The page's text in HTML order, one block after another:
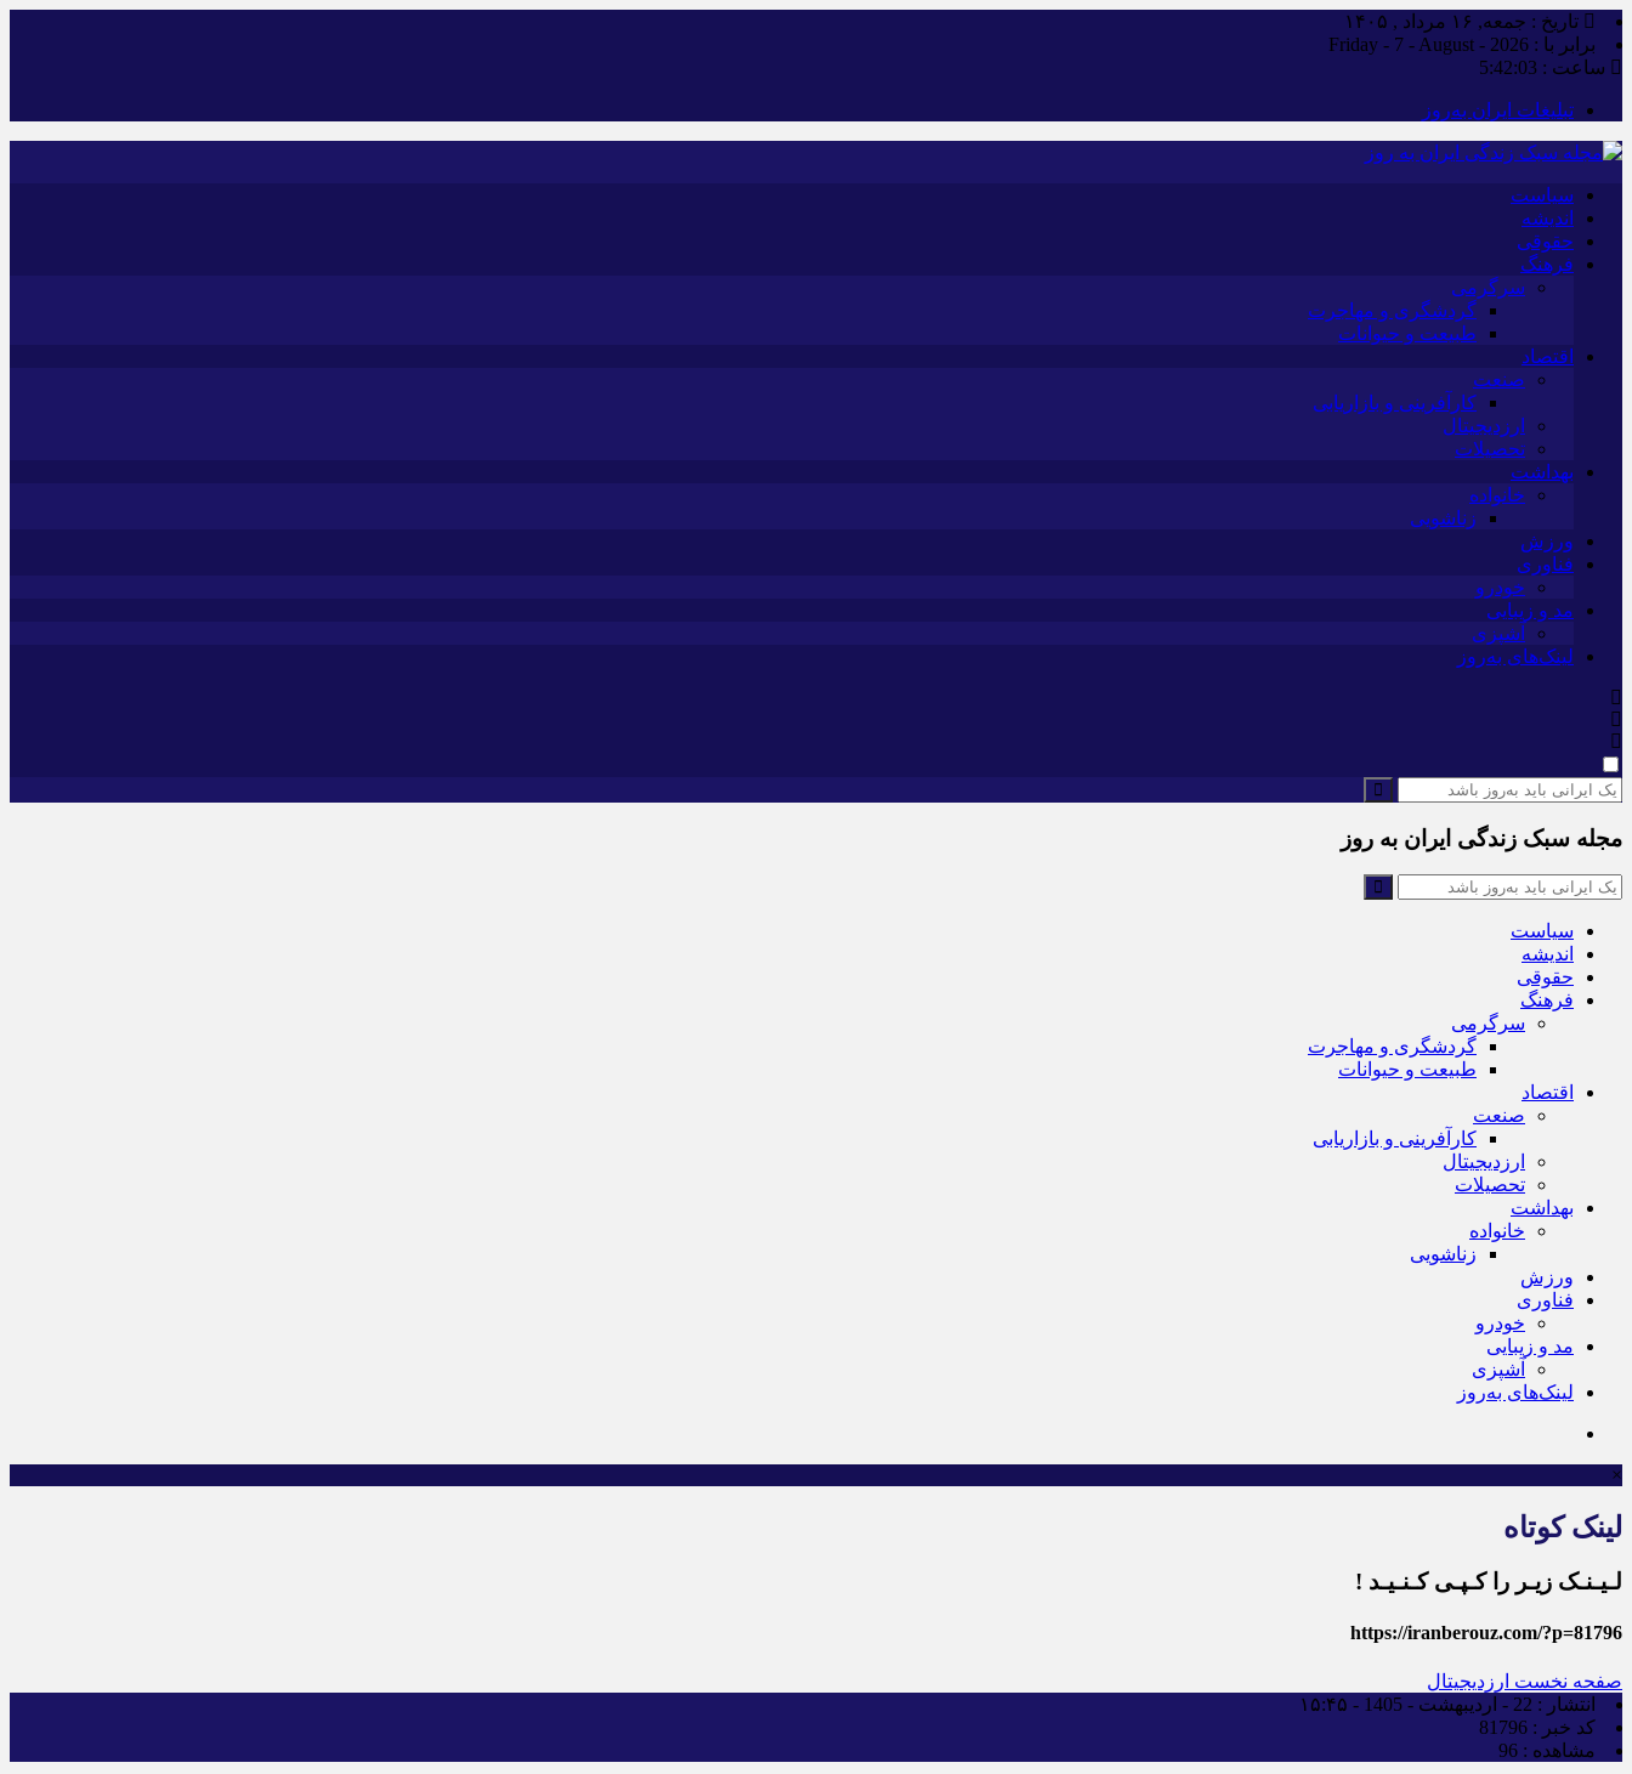
تاریخ : جمعه, ۱۶ مرداد , ۱۴۰۵
برابر با : Friday - 7 - August - 2026
ساعت : 5:42:03
تبلیغات ایران به‌روز
سیاست
اندیشه
حقوقی
فرهنگ
سرگرمی
گردشگری و مهاجرت
طبیعت و حیوانات
اقتصاد
صنعت
کارآفرینی و بازاریابی
ارزدیجیتال
تحصیلات
بهداشت
خانواده
زناشویی
ورزش
فناوری
خودرو
مد و زیبایی
آشپزی
لینک‌های به‌روز
مجله سبک زندگی ایران به روز
سیاست
اندیشه
حقوقی
فرهنگ
سرگرمی
گردشگری و مهاجرت
طبیعت و حیوانات
اقتصاد
صنعت
کارآفرینی و بازاریابی
ارزدیجیتال
تحصیلات
بهداشت
خانواده
زناشویی
ورزش
فناوری
خودرو
مد و زیبایی
آشپزی
لینک‌های به‌روز
×
لینک کوتاه
لـیـنـک زیـر را کـپـی کـنـیـد !
https://iranberouz.com/?p=81796
صفحه نخست ارزدیجیتال
انتشار : 22 - اردیبهشت - 1405 - ۱۵:۴۵
کد خبر : 81796
مشاهده : 96